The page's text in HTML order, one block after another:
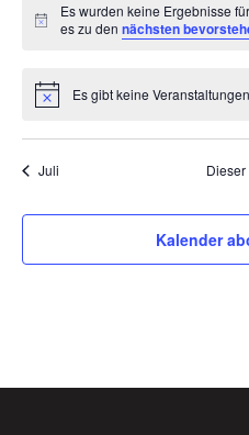
Hinweis
Es wurden keine Ergebnisse
es zu dennächsten
HinweisEs gibt keine
Juli
Kalender